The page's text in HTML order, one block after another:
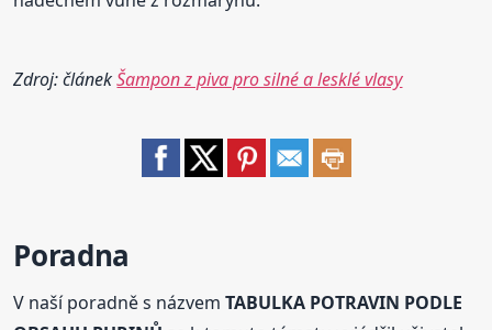
Zdroj: článekŠampon z piva pro silné a lesklé vlasy
Poradna
V naší poradně s názvemTABULKA POTRAVIN PODLE